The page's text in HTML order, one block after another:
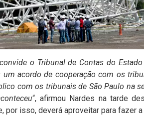
o Tribunal de Contas do
um acordo de cooperação com os
com os tribunais de São Paulo na
“, afirmou Nardes na tarde
por isso, deverá aproveitar para fazer